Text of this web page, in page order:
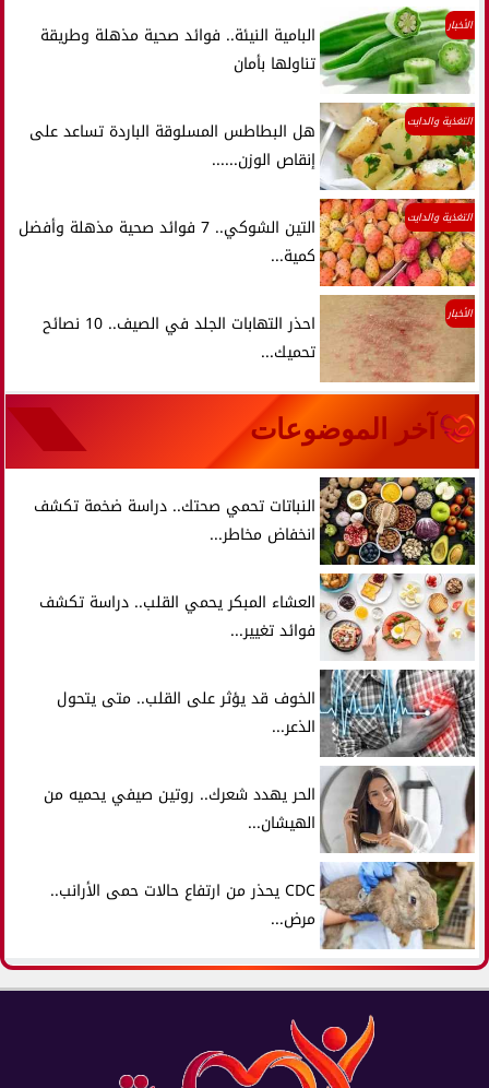
الأخبار
البامية النيئة.. فوائد صحية مذهلة وطريقة
تناولها بأمان
التغذية والدايت
هل البطاطس المسلوقة الباردة تساعد على
إنقاص الوزن......
التغذية والدايت
التين الشوكي.. 7 فوائد صحية مذهلة وأفضل
كمية...
الأخبار
احذر التهابات الجلد في الصيف.. 10 نصائح
تحميك...
آخر الموضوعات
النباتات تحمي صحتك.. دراسة ضخمة تكشف
انخفاض مخاطر...
العشاء المبكر يحمي القلب.. دراسة تكشف
فوائد تغيير...
الخوف قد يؤثر على القلب.. متى يتحول
الذعر...
الحر يهدد شعرك.. روتين صيفي يحميه من
الهيشان...
CDC يحذر من ارتفاع حالات حمى الأرانب..
مرض...